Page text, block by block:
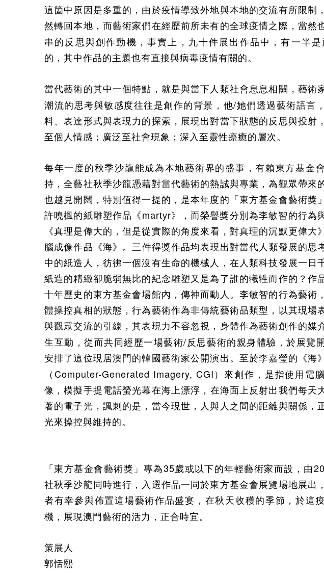
這箇中原因是多重的，由於疫情導致外地與本地的交流有所限制
然轉回本地，而藝術家們在經歷前所未有的全球疫情之際，當然
串的反思與創作動機，事實上，九十件展出作品中，有一半是
的，其中作品的主題也有直接與病毒疫情有關的。
當代藝術的其中一個特點，就是與當下人類社會息息相關，藝術
潮流的思考與敏感度往往是創作的背景，他/她們透過藝術語言
料、表達形式與表現力的探索，展現出對當下狀態的反思與投射
至個人情感；廣泛至社會現象；深入至靈性療癒的層次。
每年一度的秋季沙龍能成為本地藝術界的盛事，有賴東方基金
持，全藝社秋季沙龍憑藉對當代藝術的熱誠與專業，為觀眾帶來
也越見開闊，特別值得一提的，是本年度的 「東方基金會藝術獎」
許曉楓的紙雕塑作品《 martyr》，而榮譽獎分別為李敏智的行為
《真理是偉大的，但是從實際的角度來看， 對真理的沉默更偉大
腦成像作品《海》。三件得獎作品均表現出對當代人類發展的思
中的紙造人，彷彿一個沒有生命的機械人，在人類科技發展一日
紙造的精緻卻脆弱無比的紀念雕塑又是為了誰的犧牲而作的？作
十年歷史的東方基金會場館內，傳神而動人。李敏智的行為藝術
體操控真相的狀態，行為藝術作為非傳統藝術品類型，以其現場
與觀眾交流的引線，其表現力不容忽視，身體作為藝術創作的媒
生互動，從而共同經歷一場藝術/ 反思藝術的親身體驗，於展覽
安排了這位現居澳門的韓國藝術家公開演出。至於李嘉瑩的《海
（ Computer-Generated Imagery, CGI ）來創作， 是指使用電
像，模擬手提電話螢光幕在海上漂浮 ，在海面上反射出我們每天
著的電子光 ，諷刺的是，當今現世，人與人之間的距離與關係，
光來操控與維持的。
「東方基金會藝術獎」 專為35歲或以下的年輕藝術家而設，由
社秋季沙龍 同時進行，入選作品一同於東方基金會展覽場地展出
者有幸參與佈置這場藝術作品盛宴，在秋天收穫的季節，於這
機，展現澳門藝術的活力，正合時宜。
策展人
郭恬熙